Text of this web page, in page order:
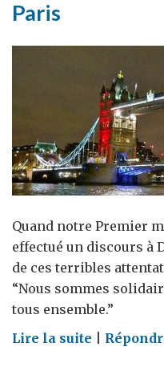
Paris
Quand notre Premier
effectué un discours à
de ces terribles
“Nous sommes
tous ensemble.”
Lire la suite on